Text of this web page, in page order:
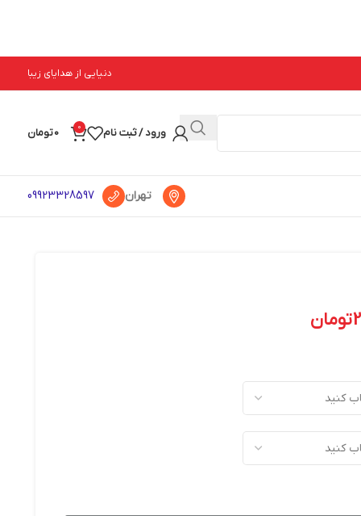
دنیایی از هدایای زیبا
ورود / ثبت نام 0
0تومان
تهران 09923328597
تومان